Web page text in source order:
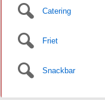
Catering
Friet
Snackbar